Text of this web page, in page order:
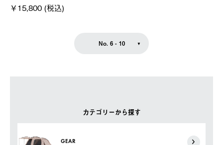
カテゴリーから探す
GEAR
￥15,800 (税込)
No. 6 - 10